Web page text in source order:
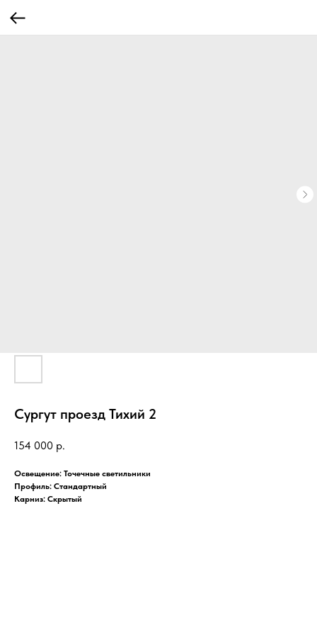
Сургут проезд Тихий 2
154 000 р.
Освещение: Точечные светильники
Профиль: Стандартный
Карниз: Скрытый